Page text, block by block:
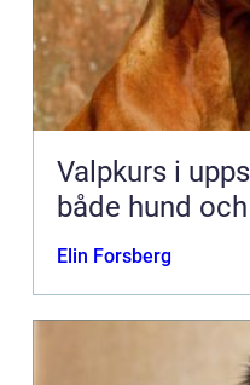
Valpkurs i uppsala trygg
både hund
Elin Forsberg